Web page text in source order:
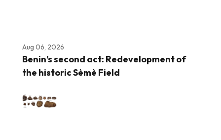
Aug 06, 2026
Benin’s second act: Redevelopment of
the historic Sèmè Field